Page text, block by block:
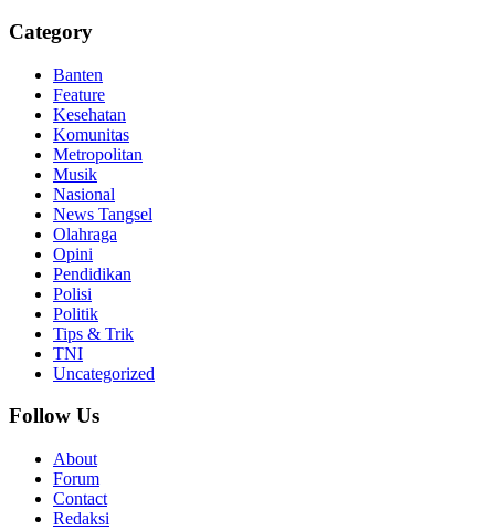
Category
Banten
Feature
Kesehatan
Komunitas
Metropolitan
Musik
Nasional
News Tangsel
Olahraga
Opini
Pendidikan
Polisi
Politik
Tips & Trik
TNI
Uncategorized
Follow Us
About
Forum
Contact
Redaksi